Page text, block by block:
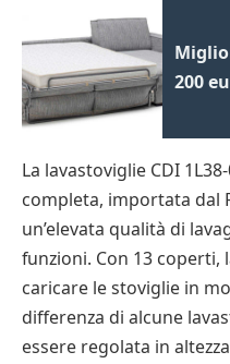
200
La lavastoviglie CDI
completa, importata dal
un’elevata qualità di
funzioni. Con 13 coperti,
caricare le stoviglie in
differenza di alcune
essere regolata in